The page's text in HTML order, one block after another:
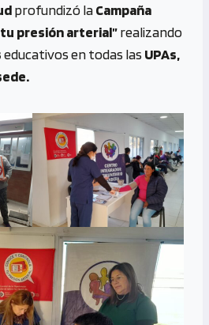
gr
a
m
at
s
p
profundizó laCampaña
presión arterial”realizando
educativos en todas las UPAs,